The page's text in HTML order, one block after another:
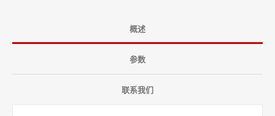
概述
参数
联系我们